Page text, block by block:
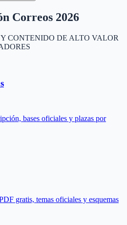
Correos 2026
CONTENIDO DE ALTO VALOR
bases oficiales y plazas por
gratis, temas oficiales y esquemas